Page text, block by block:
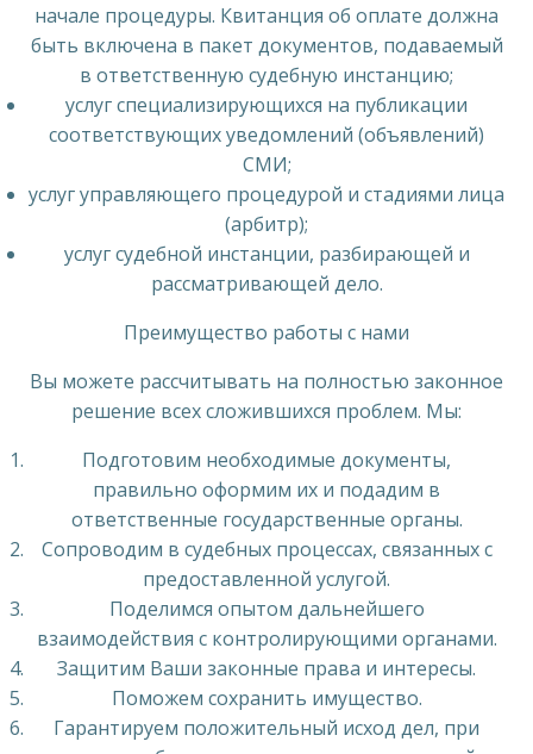
начале процедуры. Квитанция об оплате должна
быть включена в пакет документов, подаваемый
в ответственную судебную инстанцию;
услуг специализирующихся на публикации
соответствующих уведомлений (объявлений)
СМИ;
услуг управляющего процедурой и стадиями лица
(арбитр);
услуг судебной инстанции, разбирающей и
рассматривающей дело.
Преимущество работы с нами
Вы можете рассчитывать на полностью законное
решение всех сложившихся проблем. Мы:
Подготовим необходимые документы,
правильно оформим их и подадим в
ответственные государственные органы.
Сопроводим в судебных процессах, связанных с
предоставленной услугой.
Поделимся опытом дальнейшего
взаимодействия с контролирующими органами.
Защитим Ваши законные права и интересы.
Поможем сохранить имущество.
Гарантируем положительный исход дел, при